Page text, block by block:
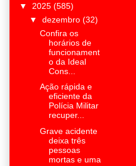
▼ 2025 (585)
▼ dezembro (32)
Confira os
horários de
funcionament
o da Ideal
Cons...
Ação rápida e
eficiente da
Polícia Militar
recuper...
Grave acidente
deixa três
pessoas
mortas e uma